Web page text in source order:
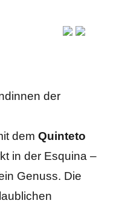
der
demQuinteto
in der Esquina –
Genuss. Die